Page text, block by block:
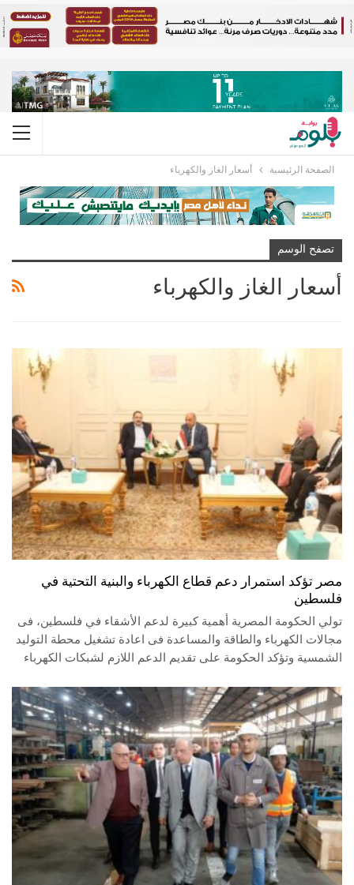
الصفحة الرئيسية أسعار الغاز والكهرباء
تصفح الوسم
أسعار الغاز والكهرباء
مصر تؤكد استمرار دعم قطاع الكهرباء والبنية التحتية في
فلسطين
تولي الحكومة المصرية أهمية كبيرة لدعم الأشقاء في فلسطين، فى
مجالات الكهرباء والطاقة والمساعدة فى اعادة تشغيل محطة التوليد
الشمسية وتؤكد الحكومة على تقديم الدعم اللازم لشبكات الكهرباء